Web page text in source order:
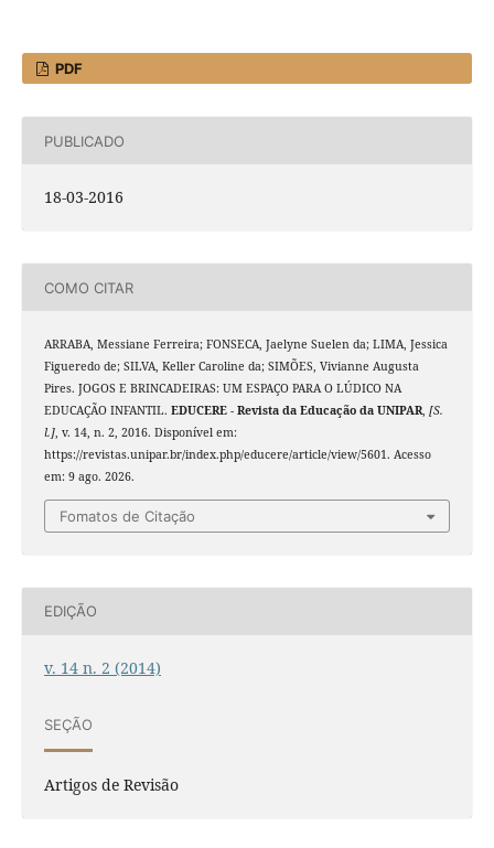
PDF
PUBLICADO
18-03-2016
COMO CITAR
ARRABA, Messiane Ferreira; FONSECA, Jaelyne Suelen da; LIMA, Jessica
Figueredo de; SILVA, Keller Caroline da; SIMÕES, Vivianne Augusta
Pires. JOGOS E BRINCADEIRAS: UM ESPAÇO PARA O LÚDICO NA
EDUCAÇÃO INFANTIL. EDUCERE - Revista da Educação da UNIPAR, [S.
l.], v. 14, n. 2, 2016. Disponível em:
https://revistas.unipar.br/index.php/educere/article/view/5601. Acesso
em: 9 ago. 2026.
Fomatos de Citação
EDIÇÃO
v. 14 n. 2 (2014)
SEÇÃO
Artigos de Revisão